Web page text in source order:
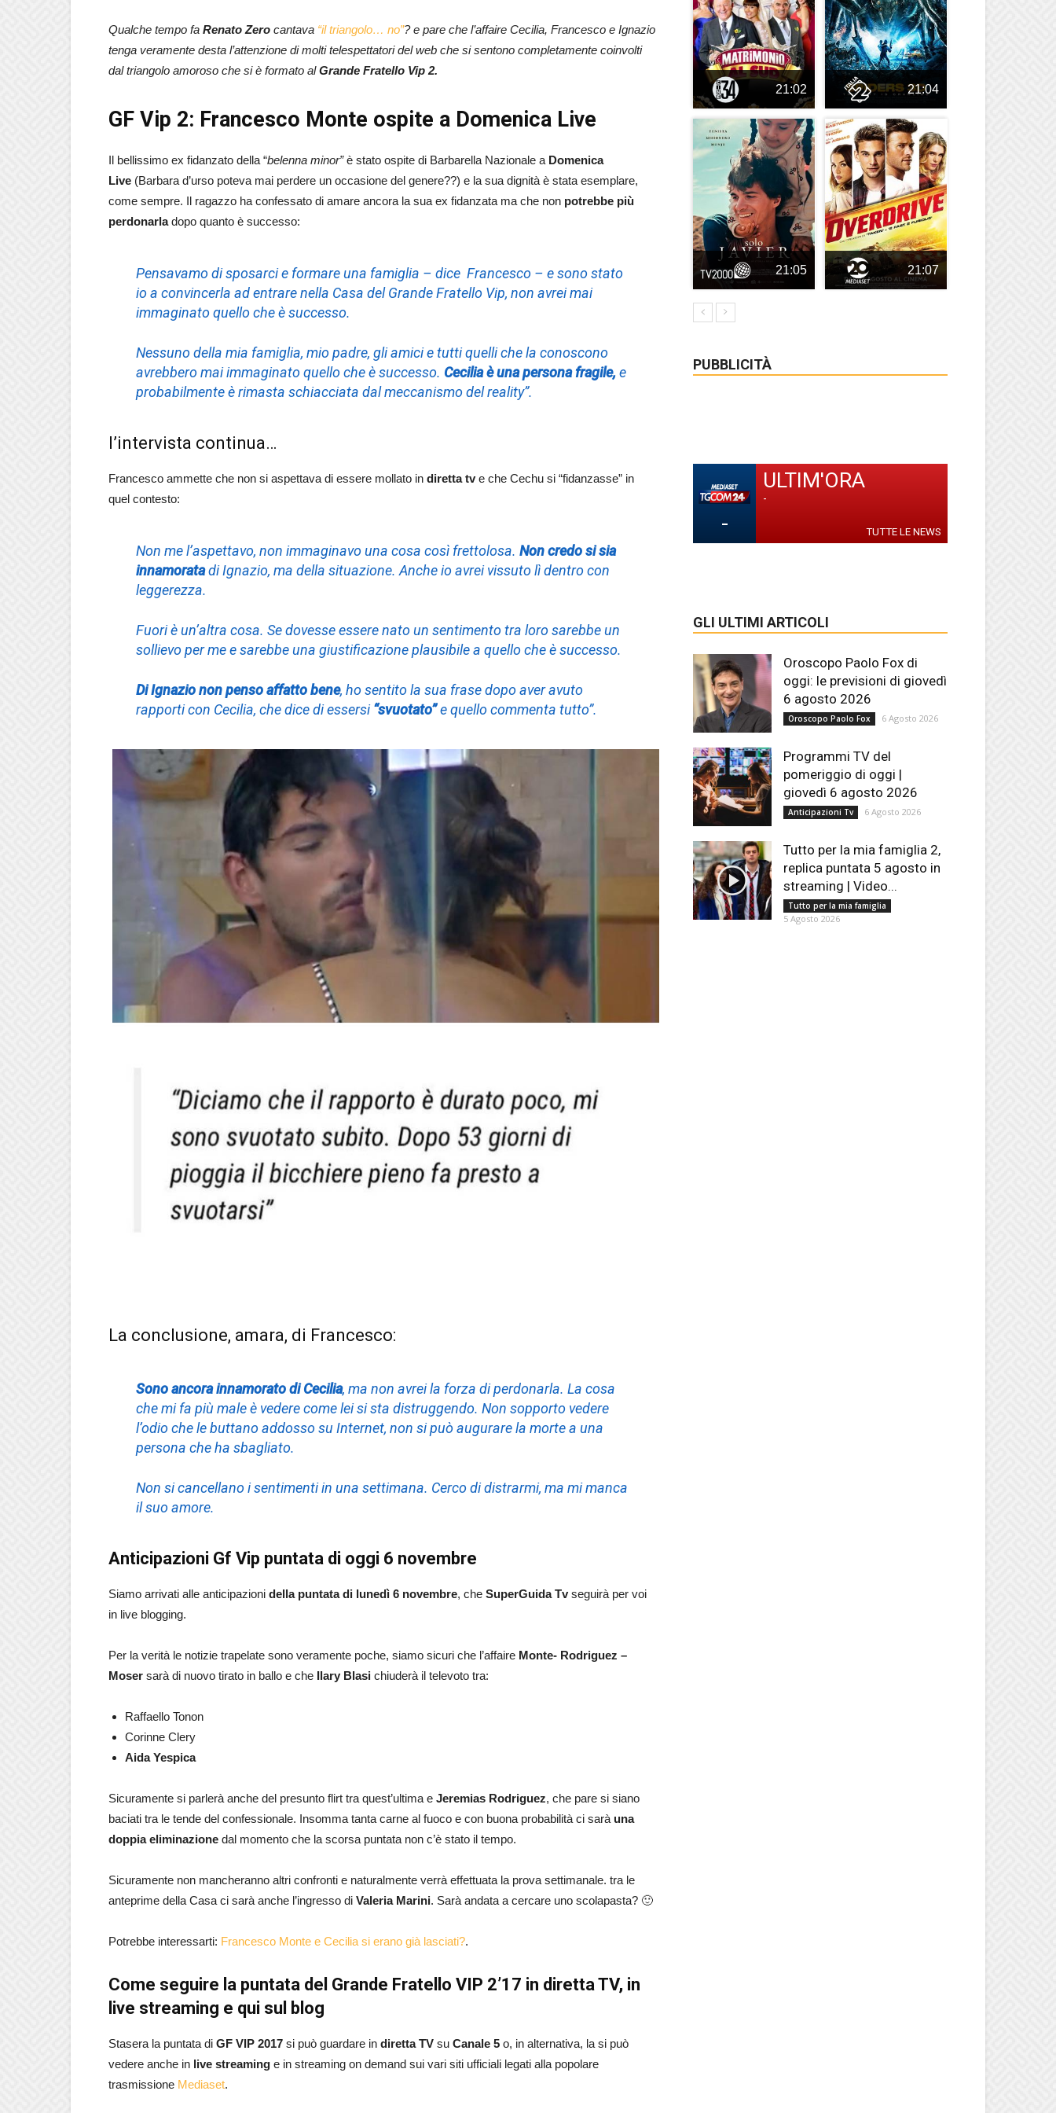
Qualche tempo fa Renato Zero cantava “il triangolo… no”? e pare che l’affaire Cecilia, Francesco e Ignazio
tenga veramente desta l’attenzione di molti telespettatori del web che si sentono completamente coinvolti
dal triangolo amoroso che si è formato alGrande Fratello Vip 2.
GF Vip 2: Francesco Monte ospite a Domenica Live
Il bellissimo ex fidanzato della “belenna minor”è stato ospite di Barbarella Nazionale a Domenica
Live (Barbara d’urso poteva mai perdere un occasione del genere??) e la sua dignità è stata esemplare,
come sempre. Il ragazzo ha confessato di amare ancora la sua ex fidanzata ma che non potrebbe più
perdonarladopo quanto è successo:
Pensavamo di sposarci e formare una famiglia – dice Francesco – e sono stato
io a convincerla ad entrare nella Casa del Grande Fratello Vip, non avrei mai
immaginato quello che è successo.
Nessuno della mia famiglia, mio padre, gli amici e tutti quelli che la conoscono
avrebbero mai immaginato quello che è successo. Cecilia è una persona fragile,e
probabilmente è rimasta schiacciata dal meccanismo del reality”.
l’intervista continua…
Francesco ammette che non si aspettava di essere mollato in diretta tve che Cechu si “fidanzasse” in
quel contesto:
Non me l’aspettavo, non immaginavo una cosa così frettolosa. Non credo si sia
innamoratadi Ignazio, ma della situazione. Anche io avrei vissuto lì dentro con
leggerezza.
Fuori è un’altra cosa. Se dovesse essere nato un sentimento tra loro sarebbe un
sollievo per me e sarebbe una giustificazione plausibile a quello che è successo.
Di Ignazio non penso affatto bene, ho sentito la sua frase dopo aver avuto
rapporti con Cecilia, che dice di essersi“svuotato”e quello commenta tutto”.
La conclusione, amara, di Francesco:
Sono ancora innamorato di Cecilia, ma non avrei la forza di perdonarla. La cosa
che mi fa più male è vedere come lei si sta distruggendo. Non sopporto vedere
l’odio che le buttano addosso su Internet, non si può augurare la morte a una
persona che ha sbagliato.
Non si cancellano i sentimenti in una settimana. Cerco di distrarmi, ma mi manca
il suo amore.
Anticipazioni Gf Vip puntata di oggi 6 novembre
Siamo arrivati alle anticipazioni della puntata di lunedì 6 novembre, che SuperGuida Tvseguirà per voi
in live blogging.
Per la verità le notizie trapelate sono veramente poche, siamo sicuri che l’affaire Monte- Rodriguez –
Moser sarà di nuovo tirato in ballo e che Ilary Blasi chiuderà il televoto tra:
Raffaello Tonon
Corinne Clery
Aida Yespica
Sicuramente si parlerà anche del presunto flirt tra quest’ultima e Jeremias Rodriguez, che pare si siano
baciati tra le tende del confessionale. Insomma tanta carne al fuoco e con buona probabilità ci sarà una
doppia eliminazione dal momento che la scorsa puntata non c’è stato il tempo.
Sicuramente non mancheranno altri confronti e naturalmente verrà effettuata la prova settimanale. tra le
anteprime della Casa ci sarà anche l’ingresso di Valeria Marini. Sarà andata a cercare uno scolapasta? 🙂
Potrebbe interessarti: Francesco Monte e Cecilia si erano già lasciati?.
Come seguire la puntata del Grande Fratello VIP 2’17 in diretta TV, in
live streaming e qui sul blog
Stasera la puntata di GF VIP 2017 si può guardare in diretta TV su Canale 5 o, in alternativa, la si può
vedere anche in live streaming e in streaming on demand sui vari siti ufficiali legati alla popolare
trasmissione Mediaset.
21:02 21:04
21:05 21:07
PUBBLICITÀ
-
ULTIM'ORA
-
TUTTE LE NEWS
GLI ULTIMI ARTICOLI
Oroscopo Paolo Fox di
oggi: le previsioni di giovedì
6 agosto 2026
Oroscopo Paolo Fox 6 Agosto 2026
Programmi TV del
pomeriggio di oggi |
giovedì 6 agosto 2026
Anticipazioni Tv 6 Agosto 2026
Tutto per la mia famiglia 2,
replica puntata 5 agosto in
streaming | Video...
Tutto per la mia famiglia
5 Agosto 2026